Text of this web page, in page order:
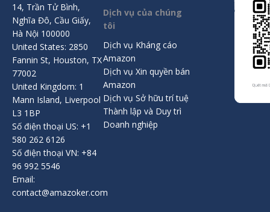
14, Trần Tử Bình,
Nghĩa Đô, Cầu Giấy,
Hà Nội 100000
United States: 2850
Fannin St, Houston, TX
77002
United Kingdom: 1
Mann Island, Liverpool
L3 1BP
Số điện thoại US: +1
580 262 6126
Số điện thoại VN: +84
96 992 5546
Email:
contact@amazoker.com
Dịch vụ của chúng
tôi
Dịch vụ Kháng cáo
Amazon
Dịch vụ Xin quyền bán
Amazon
Dịch vụ Sở hữu trí tuệ
Thành lập và Duy trì
Doanh nghiệp